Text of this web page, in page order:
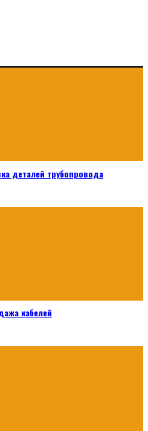
деталей трубопровода
кабелей